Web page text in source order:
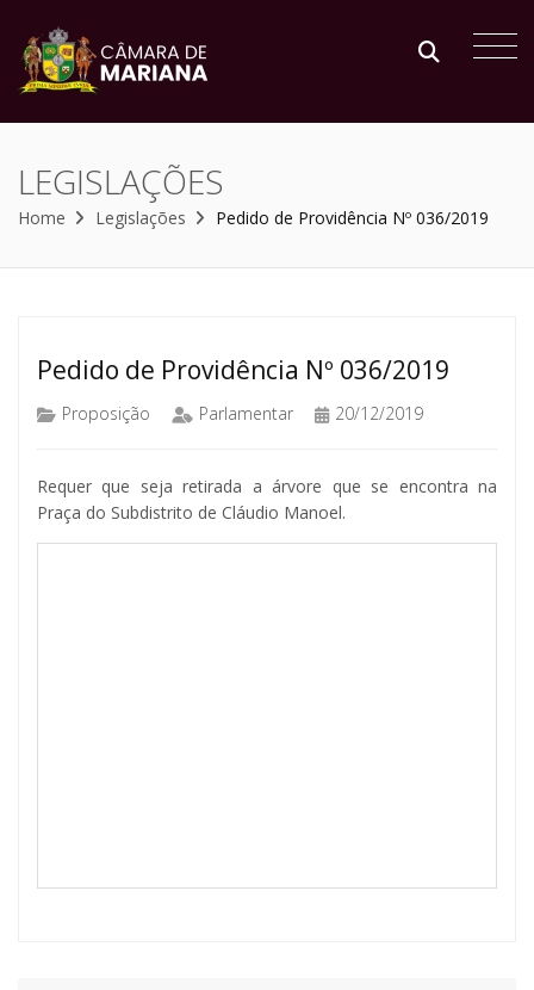
LEGISLAÇÕES
Home Legislações Pedido de Providência Nº 036/2019
Pedido de Providência Nº 036/2019
Proposição Parlamentar 20/12/2019
Requer que seja retirada a árvore que se encontra na
Praça do Subdistrito de Cláudio Manoel.